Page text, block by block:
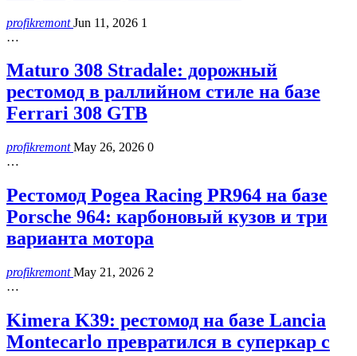
profikremontJun 11, 2026 1
…
Maturo 308 Stradale: дорожный
рестомод в раллийном стиле на базе
Ferrari 308 GTB
profikremontMay 26, 2026 0
…
Рестомод Pogea Racing PR964 на базе
Porsche 964: карбоновый кузов и три
варианта мотора
profikremontMay 21, 2026 2
…
Kimera K39: рестомод на базе Lancia
Montecarlo превратился в суперкар с